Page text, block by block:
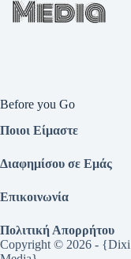
Before you Go
Ποιοι Είμαστε
Διαφημίσου σε Εμάς
Επικοινωνία
Πολιτική Απορρήτου
Copyright © 2026 - {Dixi